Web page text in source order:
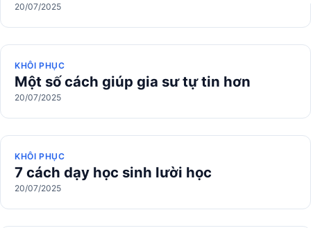
20/07/2025
KHÔI PHỤC
Một số cách giúp gia sư tự tin hơn
20/07/2025
KHÔI PHỤC
7 cách dạy học sinh lười học
20/07/2025